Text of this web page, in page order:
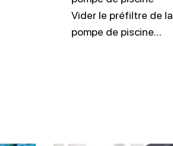
Vider le préfiltre de la
pompe de piscine…